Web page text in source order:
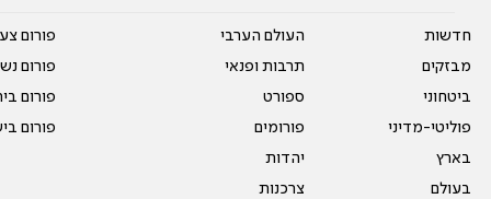
חדשות
מבזקים
ביטחוני
פוליטי-מדיני
בארץ
בעולם
העולם הערבי
תרבות ופנאי
ספורט
פורומים
יהדות
צרכנות
פורום
פורום
פורום
פורום